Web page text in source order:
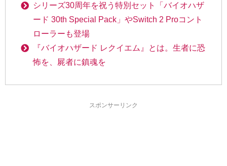
シリーズ30周年を祝う特別セット「バイオハザ
ード 30th Special Pack」やSwitch 2 Proコント
ローラーも登場
『バイオハザード レクイエム』とは。生者に恐
怖を、屍者に鎮魂を
スポンサーリンク